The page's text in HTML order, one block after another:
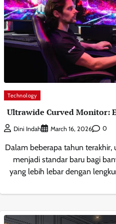
Technology
Ultrawide Curved Monitor:
Dini Indah March 16, 2026 0
Dalam beberapa tahun
menjadi standar baru bagi
yang lebih lebar dengan